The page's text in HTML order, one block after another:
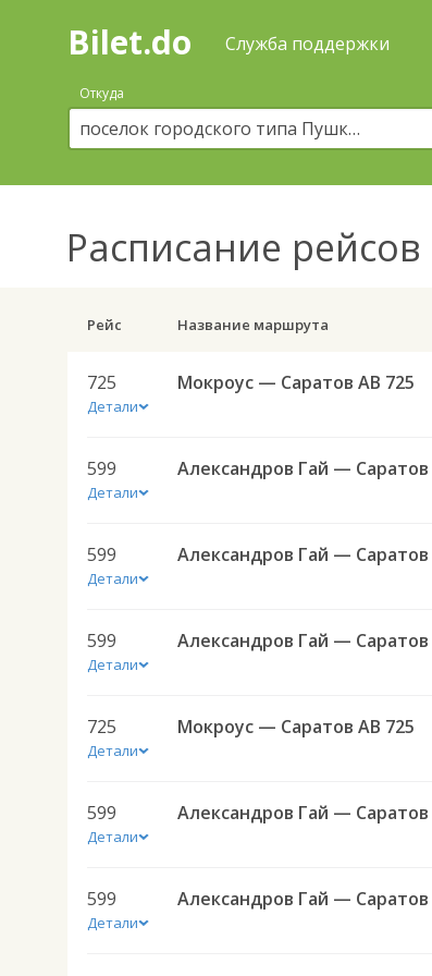
Поиск
покупка
билетов
автобус
онлайн
Bilet.do Служба поддержки
Откуда
Расписание рейсов
Рейс Название маршрута
725
Детали
Мокроус — Саратов АВ 725
599
Детали
Александров Гай — Саратов
599
Детали
Александров Гай — Саратов
599
Детали
Александров Гай — Саратов
725
Детали
Мокроус — Саратов АВ 725
599
Детали
Александров Гай — Саратов
599
Детали
Александров Гай — Саратов